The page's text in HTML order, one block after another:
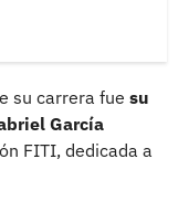
su carrera fue su
García
FITI, dedicada a